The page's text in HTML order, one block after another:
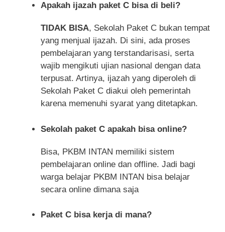
Apakah ijazah paket C bisa di beli?
TIDAK BISA, Sekolah Paket C bukan tempat
yang menjual ijazah. Di sini, ada proses
pembelajaran yang terstandarisasi, serta
wajib mengikuti ujian nasional dengan data
terpusat. Artinya, ijazah yang diperoleh di
Sekolah Paket C diakui oleh pemerintah
karena memenuhi syarat yang ditetapkan.
Sekolah paket C apakah bisa online?
Bisa, PKBM INTAN memiliki sistem
pembelajaran online dan offline. Jadi bagi
warga belajar PKBM INTAN bisa belajar
secara online dimana saja
Paket C bisa kerja di mana?